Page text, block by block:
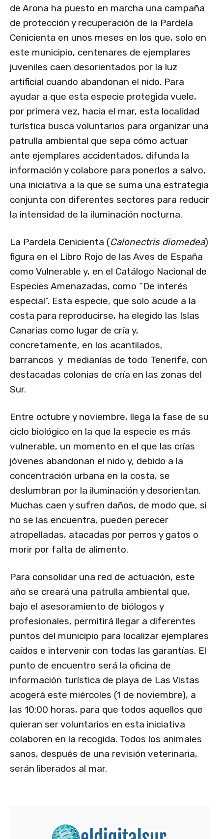
de Arona ha puesto en marcha una campaña
de protección y recuperación de la Pardela
Cenicienta en unos meses en los que, solo en
este municipio, centenares de ejemplares
juveniles caen desorientados por la luz
artificial cuando abandonan el nido. Para
ayudar a que esta especie protegida vuele,
por primera vez, hacia el mar, esta localidad
turística busca voluntarios para organizar una
patrulla ambiental que sepa cómo actuar
ante ejemplares accidentados, difunda la
información y colabore para ponerlos a salvo,
una iniciativa a la que se suma una estrategia
conjunta con diferentes sectores para reducir
la intensidad de la iluminación nocturna.
La Pardela Cenicienta (Calonectris diomedea)
figura en el Libro Rojo de las Aves de España
como Vulnerable y, en el Catálogo Nacional de
Especies Amenazadas, como “De interés
especial”. Esta especie, que solo acude a la
costa para reproducirse, ha elegido las Islas
Canarias como lugar de cría y,
concretamente, en los acantilados,
barrancos y medianías de todo Tenerife, con
destacadas colonias de cría en las zonas del
Sur.
Entre octubre y noviembre, llega la fase de su
ciclo biológico en la que la especie es más
vulnerable, un momento en el que las crías
jóvenes abandonan el nido y, debido a la
concentración urbana en la costa, se
deslumbran por la iluminación y desorientan.
Muchas caen y sufren daños, de modo que, si
no se las encuentra, pueden perecer
atropelladas, atacadas por perros y gatos o
morir por falta de alimento.
Para consolidar una red de actuación, este
año se creará una patrulla ambiental que,
bajo el asesoramiento de biólogos y
profesionales, permitirá llegar a diferentes
puntos del municipio para localizar ejemplares
caídos e intervenir con todas las garantías. El
punto de encuentro será la oficina de
información turística de playa de Las Vistas
acogerá este miércoles (1 de noviembre), a
las 10:00 horas, para que todos aquellos que
quieran ser voluntarios en esta iniciativa
colaboren en la recogida. Todos los animales
sanos, después de una revisión veterinaria,
serán liberados al mar.